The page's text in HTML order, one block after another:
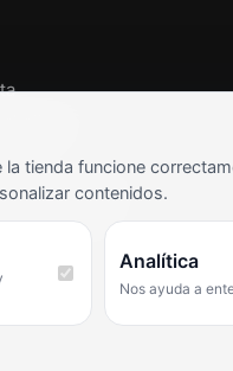
cliente
y condiciones
frecuentes
tienda funcione
contenidos.
Analítica
Nos ayuda a